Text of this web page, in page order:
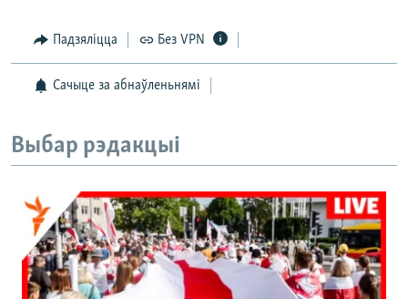
Падзяліцца Без VPN
Сачыце за абнаўленьнямі
Выбар рэдакцыі